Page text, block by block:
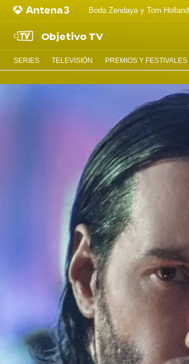
Boda Zendaya y Tom Holland
Objetivo TV
SERIES TELEVISIÓN PREMIOS Y FESTIVALES